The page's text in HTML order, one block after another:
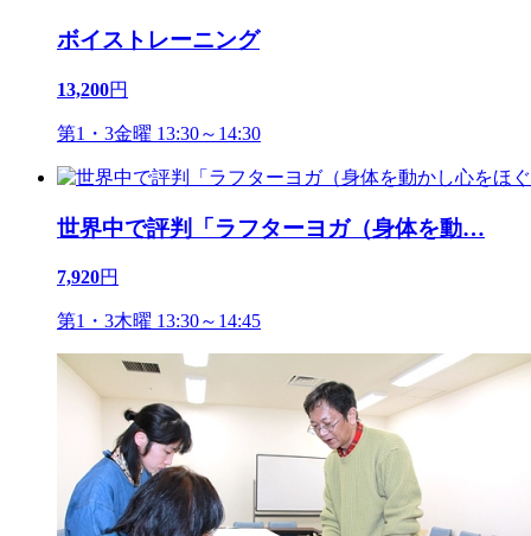
ボイストレーニング
13,200円
第1・3金曜 13:30～14:30
世界中で評判「ラフターヨガ（身体を動…
7,920円
第1・3木曜 13:30～14:45